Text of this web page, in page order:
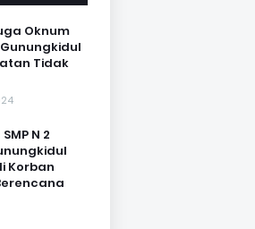
Oknum
Tidak
N 2
Korban